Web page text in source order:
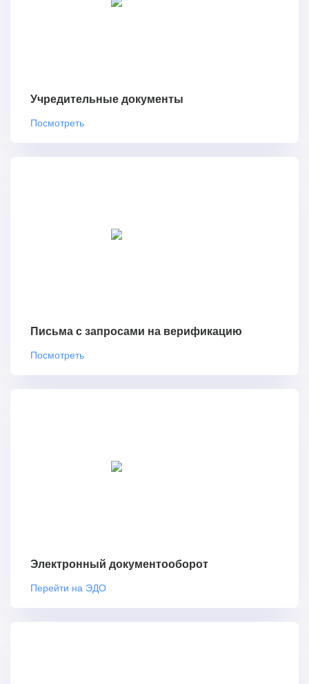
Учредительные документы
Посмотреть
Письма с запросами на верификацию
Посмотреть
Электронный документооборот
Перейти на ЭДО